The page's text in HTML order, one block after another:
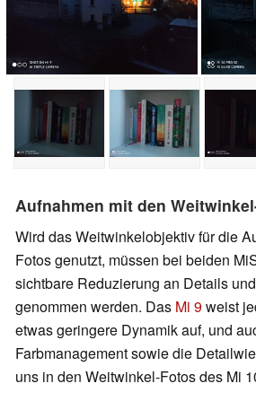
Aufnahmen mit den
Wird das Weitwinkelobjektiv für die
Fotos genutzt, müssen bei beiden
sichtbare Reduzierung an Details
genommen werden. Das Mi 9weist
etwas geringere Dynamik auf, und
Farbmanagement sowie die
uns in den Weitwinkel-Fotos des Mi